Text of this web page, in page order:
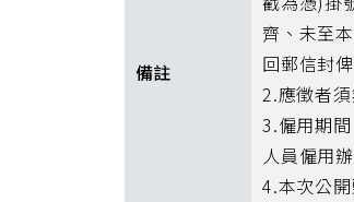
備註
齊、未至
回郵信封
2.應徵者
3.僱用期
人員僱用
4.本次公